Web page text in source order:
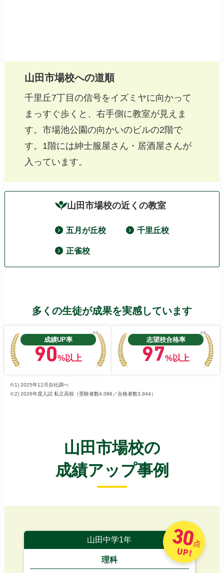
山田市場校への道順
千里丘7丁目の信号をイズミヤに向かって
まっすぐ歩くと、右手側に教室が見えま
す。市場池公園の向かいのビルの2階で
す。1階には紳士服屋さん・居酒屋さんが
入っています。
山田市場校の近くの教室
五月が丘校 千里丘校
正雀校
多くの生徒が成果を実感しています
成績UP率
※1
90%以上
志望校合格率
※2
97%以上
※1) 2025年12月自社調べ
※2) 2026年度入試 私立高校（受験者数4,086／合格者数3,944）
山田市場校の
成績アップ事例
山田中学1年
理科
30点
UP!